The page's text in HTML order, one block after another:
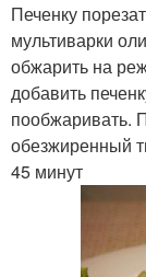
Печенку
мультиварки
обжарить на
добавить
пообжаривать.
обезжиренный
45 минут